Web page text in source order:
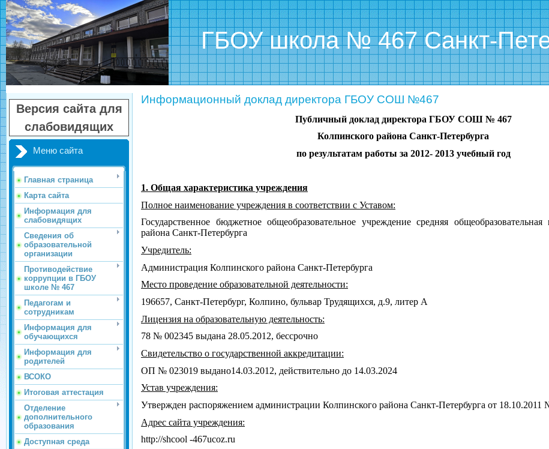
ГБОУ школа № 467 Санкт-
Версия сайта для
слабовидящих
Меню сайта
Главная страница
Карта сайта
Информация для
слабовидящих
Сведения об
образовательной
организации
Противодействие
коррупции в ГБОУ
школе № 467
Педагогам и
сотрудникам
Информация для
обучающихся
Информация для
родителей
ВСОКО
Итоговая аттестация
Отделение
дополнительного
образования
Доступная среда
Информационный доклад директора ГБОУ СОШ №467
Публичный доклад директора ГБОУ СОШ № 467
Колпинского района Санкт-Петербурга
по результатам работы за 2012- 2013 учебный год
1. Общая характеристика учреждения
Полное наименование учреждения в соответствии с Уставом:
Государственное бюджетное общеобразовательное учреждение средняя
района Санкт-Петербурга
Учредитель:
Администрация Колпинского района Санкт-Петербурга
Место проведение образовательной деятельности:
196657, Санкт-Петербург, Колпино, бульвар Трудящихся, д.9, литер А
Лицензия на образовательную деятельность:
78 № 002345 выдана 28.05.2012, бессрочно
Свидетельство о государственной аккредитации:
ОП № 023019 выдано14.03.2012, действительно до 14.03.2024
Устав учреждения:
Утвержден распоряжением администрации Колпинского района Санкт-Петербурга от 18.10.2011
Адрес сайта учреждения:
http://shcool -467ucoz.ru